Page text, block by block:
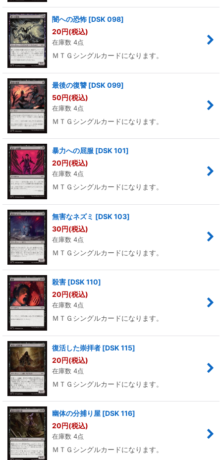
闇への恐怖 [DSK 098]
20円(税込)
在庫数 4点
ＭＴＧシングルカードになります。
最後の復讐 [DSK 099]
50円(税込)
在庫数 4点
ＭＴＧシングルカードになります。
暴力への屈服 [DSK 101]
20円(税込)
在庫数 4点
ＭＴＧシングルカードになります。
無害なネズミ [DSK 103]
30円(税込)
在庫数 4点
ＭＴＧシングルカードになります。
殺害 [DSK 110]
20円(税込)
在庫数 4点
ＭＴＧシングルカードになります。
復活した崇拝者 [DSK 115]
20円(税込)
在庫数 4点
ＭＴＧシングルカードになります。
幽体の分捕り屋 [DSK 116]
20円(税込)
在庫数 4点
ＭＴＧシングルカードになります。